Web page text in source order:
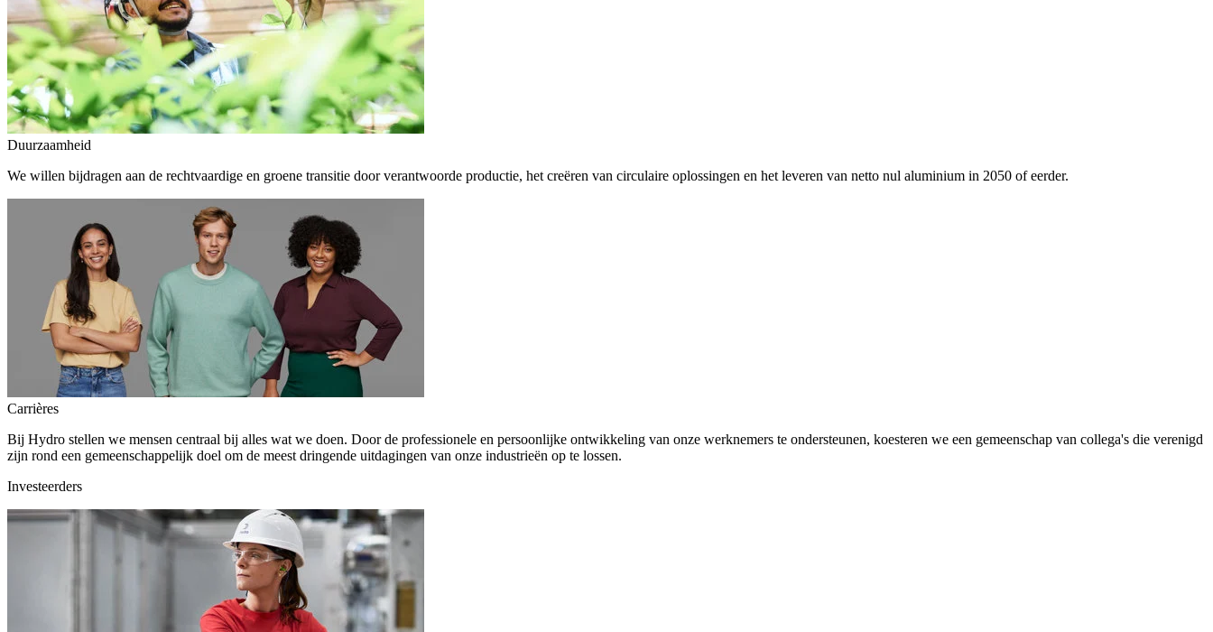
Duurzaamheid
We willen bijdragen aan de rechtvaardige en groene transitie door verantwoorde productie, het creëren van circulaire oplossingen en het leveren van netto nul aluminium in 2050 of eerder.
Carrières
Bij Hydro stellen we mensen centraal bij alles wat we doen. Door de professionele en persoonlijke ontwikkeling van onze werknemers te ondersteunen, koesteren we een gemeenschap van collega's die verenigd
zijn rond een gemeenschappelijk doel om de meest dringende uitdagingen van onze industrieën op te lossen.
Investeerders